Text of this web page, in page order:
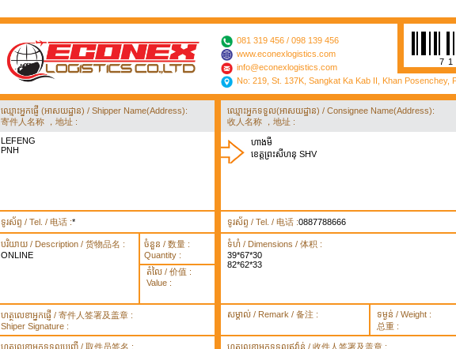
081 319 456 / 098 139 456
www.econexlogistics.com
info@econexlogistics.com
No: 219, St. 137K, Sangkat Ka Kab II, Khan Posenchey,
ឈ្មោះអ្នកផ្ញើ (អាសយដ្ឋាន) / Shipper Name(Address):
寄件人名称 ，地址 :
LEFENG
PNH
ឈ្មោះអ្នកទទួល(អាសយដ្ឋាន) / Consignee Name(Address):
收人名称 ，地址 :
ហាងមី
ខេត្តព្រះសីហនុ SHV
ទូរស័ព្ទ / Tel. / 电话 :* ទូរស័ព្ទ / Tel. / 电话 :0887788666
បរិយាយ / Description / 货物品名 :
ONLINE
ចំនួន / 数量 :
Quantity :
តំលៃ / 价值 :
Value :
ទំហំ / Dimensions / 体积 :
39*67*30
82*62*33
ហត្ថលេខាអ្នកផ្ញើ / 寄件人签署及盖章 :
Shiper Signature :
សម្គាល់ / Remark / 备注 :
ទម្ងន់ / Weight :
总重 :
ហត្ថលេខាអ្នកទទួលបញ្ធើ / 取件员签名 :
ហត្ថលេខាអ្នកទទួលឥវ៉ាន់ / 收件人签署及盖章 :